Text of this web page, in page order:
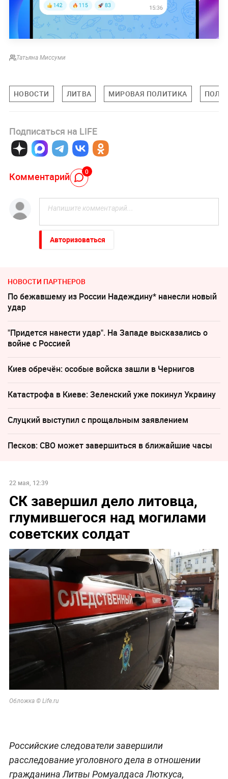
Татьяна Миссуми
НОВОСТИ ЛИТВА МИРОВАЯ ПОЛИТИКА
Подписаться на LIFE
Комментарий 0
Авторизоваться
НОВОСТИ ПАРТНЕРОВ
По бежавшему из России Надеждину* нанесли новый
удар
"Придется нанести удар". На Западе высказались о
войне с Россией
Киев обречён: особые войска зашли в Чернигов
Катастрофа в Киеве: Зеленский уже покинул Украину
Слуцкий выступил с прощальным заявлением
Песков: СВО может завершиться в ближайшие часы
22 мая, 12:39
СК завершил дело литовца,
глумившегося над могилами
советских солдат
Обложка © Life.ru
Российские следователи завершили
расследование уголовного дела в отношении
гражданина Литвы Ромуалдаса Люткуса,